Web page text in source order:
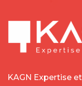
KAGN Expertise